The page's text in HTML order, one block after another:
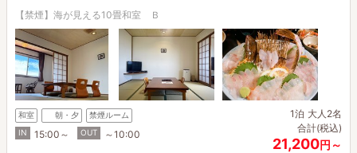
【禁煙】海が見える10畳和室 Ｂ
和室 朝・夕
禁煙ルーム
IN
15:00～ OUT ～10:00
1泊 大人2名
合計(税込)
21,200円～